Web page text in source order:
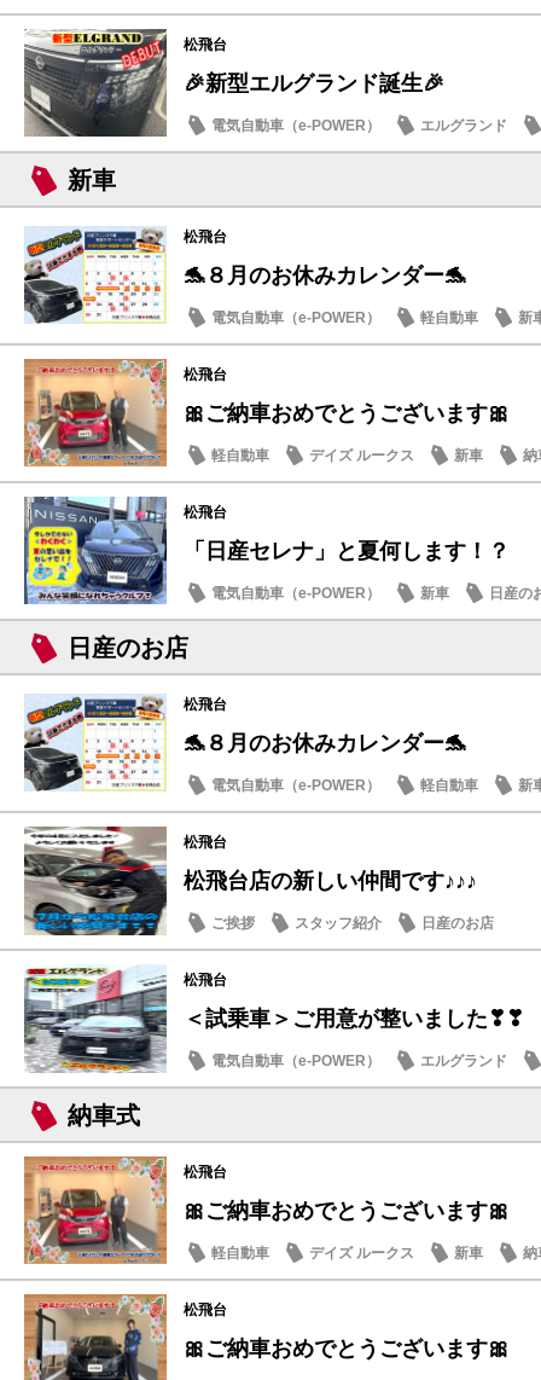
日産のお店
松飛台
🎉新型エルグランド誕生🎉
電気自動車（e-POWER）
エルグランド
日産のお店
新車
松飛台
🐬８月のお休みカレンダー🐬
電気自動車（e-POWER） 軽自動車
新
日産のお店
松飛台
🎀ご納車おめでとうございます🎀
軽自動車 デイズ ルークス 新車 納
松飛台
「日産セレナ」と夏何します！？
電気自動車（e-POWER） 新車 日産の
日産のお店
松飛台
🐬８月のお休みカレンダー🐬
電気自動車（e-POWER） 軽自動車
新
日産のお店
松飛台
松飛台店の新しい仲間です♪♪♪
ご挨拶 スタッフ紹介 日産のお店
松飛台
＜試乗車＞ご用意が整いました❣❣
電気自動車（e-POWER）
エルグランド
日産のお店
納車式
松飛台
🎀ご納車おめでとうございます🎀
軽自動車 デイズ ルークス 新車 納
松飛台
🎀ご納車おめでとうございます🎀